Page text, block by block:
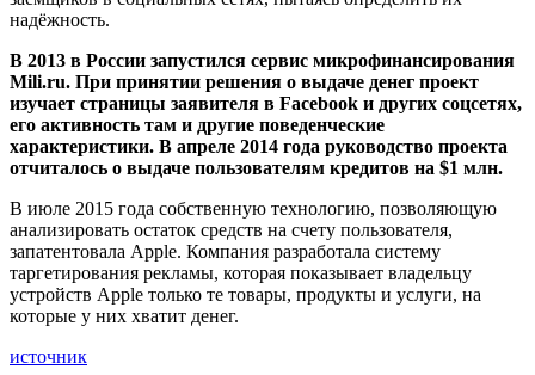
надёжность.
В 2013 в России запустился сервис микрофинансирования
Mili.ru. При принятии решения о выдаче денег проект
изучает страницы заявителя в Facebook и других соцсетях,
его активность там и другие поведенческие
характеристики. В апреле 2014 года руководство проекта
отчиталось о выдаче пользователям кредитов на $1 млн.
В июле 2015 года собственную технологию, позволяющую
анализировать остаток средств на счету пользователя,
запатентовала Apple. Компания разработала систему
таргетирования рекламы, которая показывает владельцу
устройств Apple только те товары, продукты и услуги, на
которые у них хватит денег.
источник